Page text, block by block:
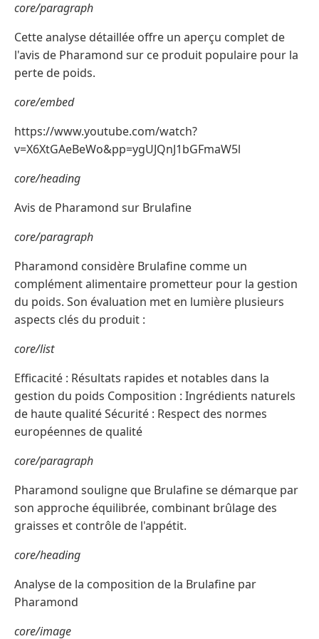
core/paragraph
Cette analyse détaillée offre un aperçu complet de
l'avis de Pharamond sur ce produit populaire pour la
perte de poids.
core/embed
https://www.youtube.com/watch?
v=X6XtGAeBeWo&pp=ygUJQnJ1bGFmaW5l
core/heading
Avis de Pharamond sur Brulafine
core/paragraph
Pharamond considère Brulafine comme un
complément alimentaire prometteur pour la gestion
du poids. Son évaluation met en lumière plusieurs
aspects clés du produit :
core/list
Efficacité : Résultats rapides et notables dans la
gestion du poids Composition : Ingrédients naturels
de haute qualité Sécurité : Respect des normes
européennes de qualité
core/paragraph
Pharamond souligne que Brulafine se démarque par
son approche équilibrée, combinant brûlage des
graisses et contrôle de l'appétit.
core/heading
Analyse de la composition de la Brulafine par
Pharamond
core/image